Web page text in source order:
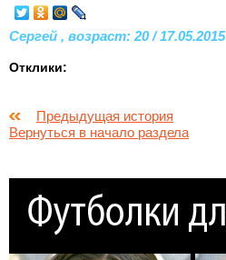
Сергей , возраст: 20 / 17.05.2015
Отклики:
Предыдущая история
Вернуться в начало раздела